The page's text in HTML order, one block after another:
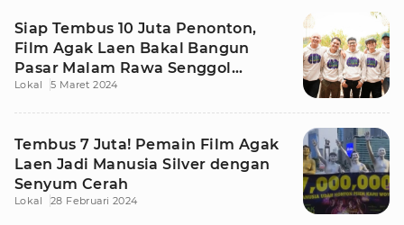
Siap Tembus 10 Juta Penonton,
Film Agak Laen Bakal Bangun
Pasar Malam Rawa Senggol
Sungguhan!
Lokal 5 Maret 2024
Tembus 7 Juta! Pemain Film Agak
Laen Jadi Manusia Silver dengan
Senyum Cerah
Lokal 28 Februari 2024